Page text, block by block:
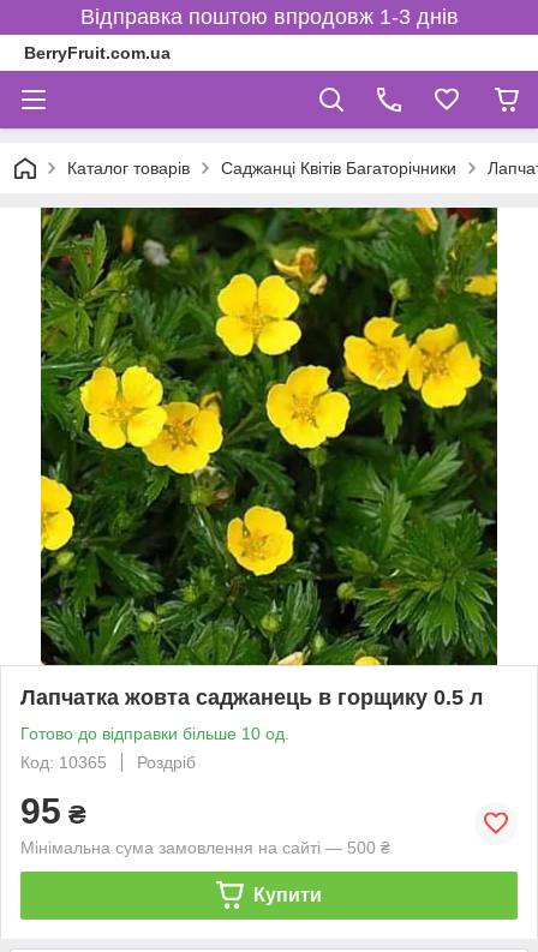
Відправка поштою впродовж 1-3 днів
BerryFruit.com.ua
Каталог товарів Саджанці Квітів Багаторічники
Лапчатка жовта саджанець в горщику 0.5 л
Готово до відправки більше 10 од.
Код: 10365
Роздріб
95 ₴
Мінімальна сума замовлення на сайті — 500 ₴
Купити